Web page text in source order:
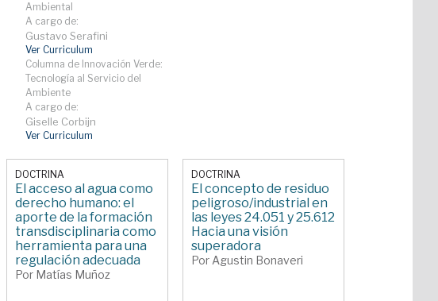
Ambiental
A cargo de:
Gustavo Serafini
Ver Curriculum
Columna de Innovación Verde:
Tecnología al Servicio del
Ambiente
A cargo de:
Giselle Corbijn
Ver Curriculum
DOCTRINA
El acceso al agua como
derecho humano: el
aporte de la formación
transdisciplinaria como
herramienta para una
regulación adecuada
Por Matías Muñoz
DOCTRINA
El concepto de residuo
peligroso/industrial en
las leyes 24.051 y 25.612
Hacia una visión
superadora
Por Agustin Bonaveri